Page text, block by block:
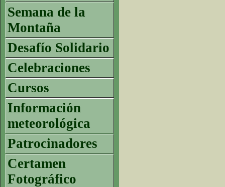
Semana de la
Montaña
Desafío Solidario
Celebraciones
Cursos
Información
meteorológica
Patrocinadores
Certamen
Fotográfico